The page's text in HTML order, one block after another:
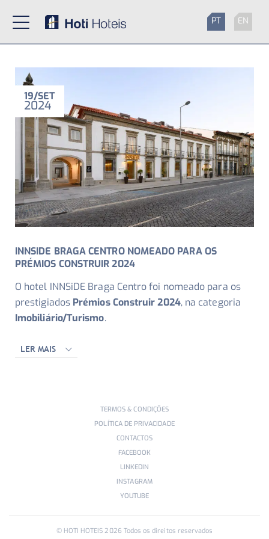
PT EN
19 SET
2024
INNSIDE BRAGA CENTRO NOMEADO PARA OS
PRÉMIOS CONSTRUIR 2024
O hotel INNSiDE Braga Centro foi nomeado para os
prestigiados Prémios Construir 2024, na categoria
Imobiliário/Turismo.
LER MAIS
TERMOS & CONDIÇÕES
POLÍTICA DE PRIVACIDADE
CONTACTOS
FACEBOOK
LINKEDIN
INSTAGRAM
YOUTUBE
© HOTI HOTEIS2026 Todos os direitos reservados